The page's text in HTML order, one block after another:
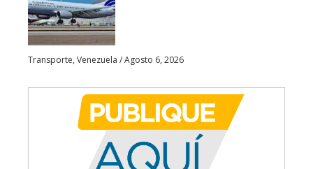
Transporte, Venezuela /Agosto 6, 2026